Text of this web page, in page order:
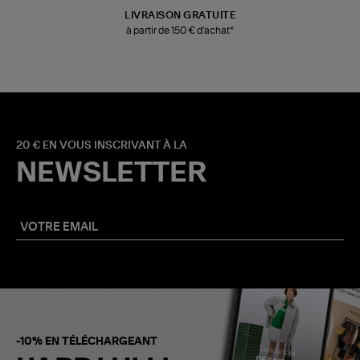
LIVRAISON GRATUITE
à partir de 150 € d'achat*
20 € EN VOUS INSCRIVANT À LA
NEWSLETTER
-10% EN TÉLÉCHARGEANT